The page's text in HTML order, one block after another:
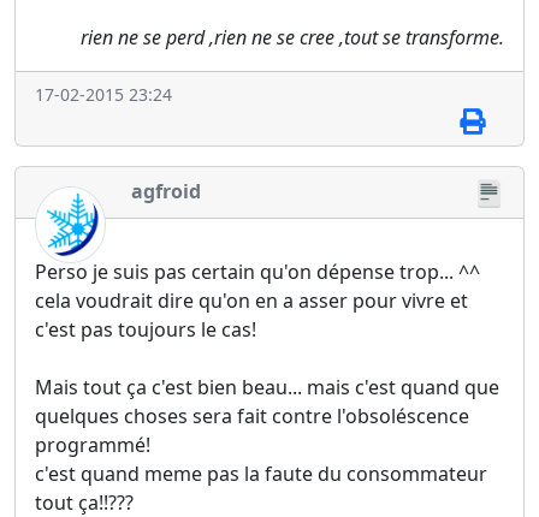
rien ne se perd ,rien ne se cree ,tout se transforme.
17-02-2015 23:24
agfroid
Perso je suis pas certain qu'on dépense trop... ^^
cela voudrait dire qu'on en a asser pour vivre et
c'est pas toujours le cas!
Mais tout ça c'est bien beau... mais c'est quand que
quelques choses sera fait contre l'obsoléscence
programmé!
c'est quand meme pas la faute du consommateur
tout ça!!???